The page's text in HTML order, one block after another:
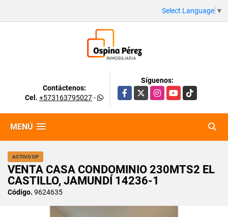
Select Language ▼
Contáctenos:
Cel. +573163795027-
Síguenos:
Facebook
X InstagramYouTubeTikTok
MENÚ
ACTIVO OP
VENTA CASA CONDOMINIO 230MTS2 EL
CASTILLO, JAMUNDÍ 14236-1
Código. 9624635